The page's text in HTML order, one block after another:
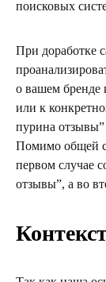
поисковых
При доработке
о вашем бренде
или к
пурина отзывы”
Помимо общей
первом случае
отзывы”, а во